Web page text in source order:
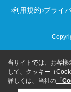
利用規約 プライ
当サイトでは、お客様
して、クッキー（
詳しくは、当社の 「